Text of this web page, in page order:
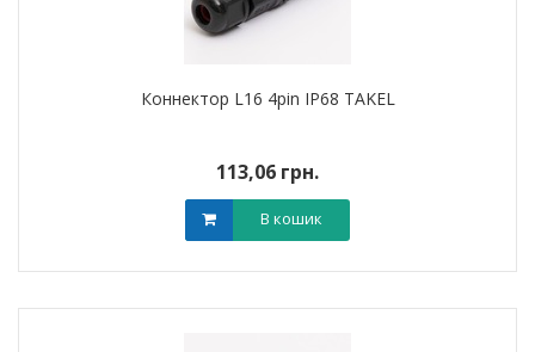
Коннектор L16 4pin IP68 TAKEL
113,06 грн.
В кошик